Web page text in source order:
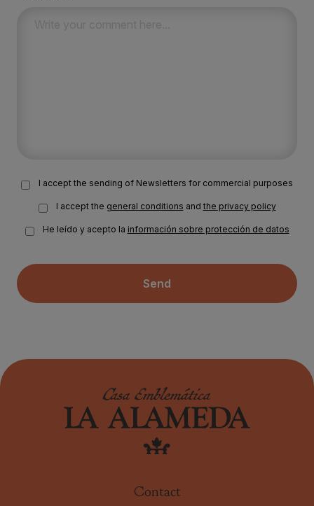
I accept the sending of Newsletters for commercial purposes
I accept the general conditions and the privacy policy
He leído y acepto la información sobre protección de datos
Send
Contact